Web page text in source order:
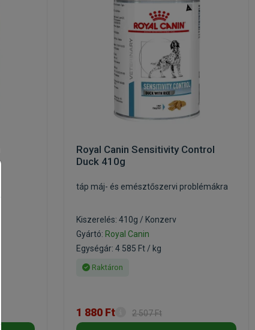
Royal Canin Sensitivity Control
Duck 410g
táp máj- és emésztőszervi problémákra
Kiszerelés: 410g / Konzerv
Gyártó: Royal Canin
Egységár: 4 585 Ft / kg
Raktáron
1 880 Ft 2 507 Ft